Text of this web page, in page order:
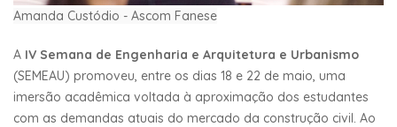
Amanda Custódio - Ascom Fanese
A IV Semana de Engenharia e Arquitetura e Urbanismo
(SEMEAU) promoveu, entre os dias 18 e 22 de maio, uma
imersão acadêmica voltada à aproximação dos estudantes
com as demandas atuais do mercado da construção civil. Ao